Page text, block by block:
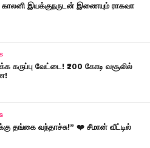
காலனி இயக்குநருடன் இணையும் ராகவா
கருப்பு வேட்டை! ₹200 கோடி வசூலில்
தங்கை வந்தாச்சு!” ❤️ சீமான் வீட்டில்